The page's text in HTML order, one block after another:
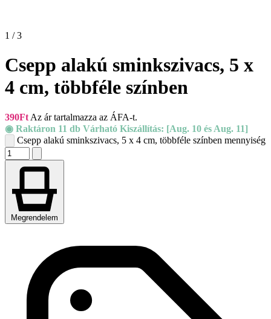
1 / 3
Csepp alakú sminkszivacs, 5 x
4 cm, többféle színben
390Ft Az ár tartalmazza az ÁFA-t.
◉ Raktáron 11 db Várható Kiszállítás: [Aug. 10 és Aug. 11]
Csepp alakú sminkszivacs, 5 x 4 cm, többféle színben mennyiség
Megrendelem